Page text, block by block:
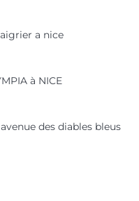
a nice
à NICE
des diables bleus